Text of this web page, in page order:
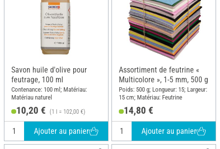
Savon huile d'olive pour
feutrage, 100 ml
Contenance: 100 ml; Matériau:
Matériau naturel
10,20 € (1 l = 102,00 €)
Ajouter au panier
Assortiment de feutrine «
Multicolore », 1-5 mm, 500 g
Poids: 500 g; Longueur: 15; Largeur:
15 cm; Matériau: Feutrine
14,80 €
Ajouter au panier